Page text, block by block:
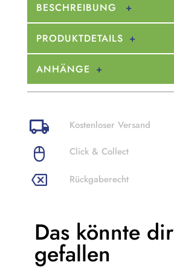
BESCHREIBUNG
PRODUKTDETAILS
ANHÄNGE
Kostenloser Versand
Click & Collect
Rückgaberecht
Das könnte dir
gefallen